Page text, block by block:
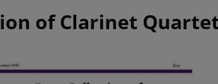
of Clarinet